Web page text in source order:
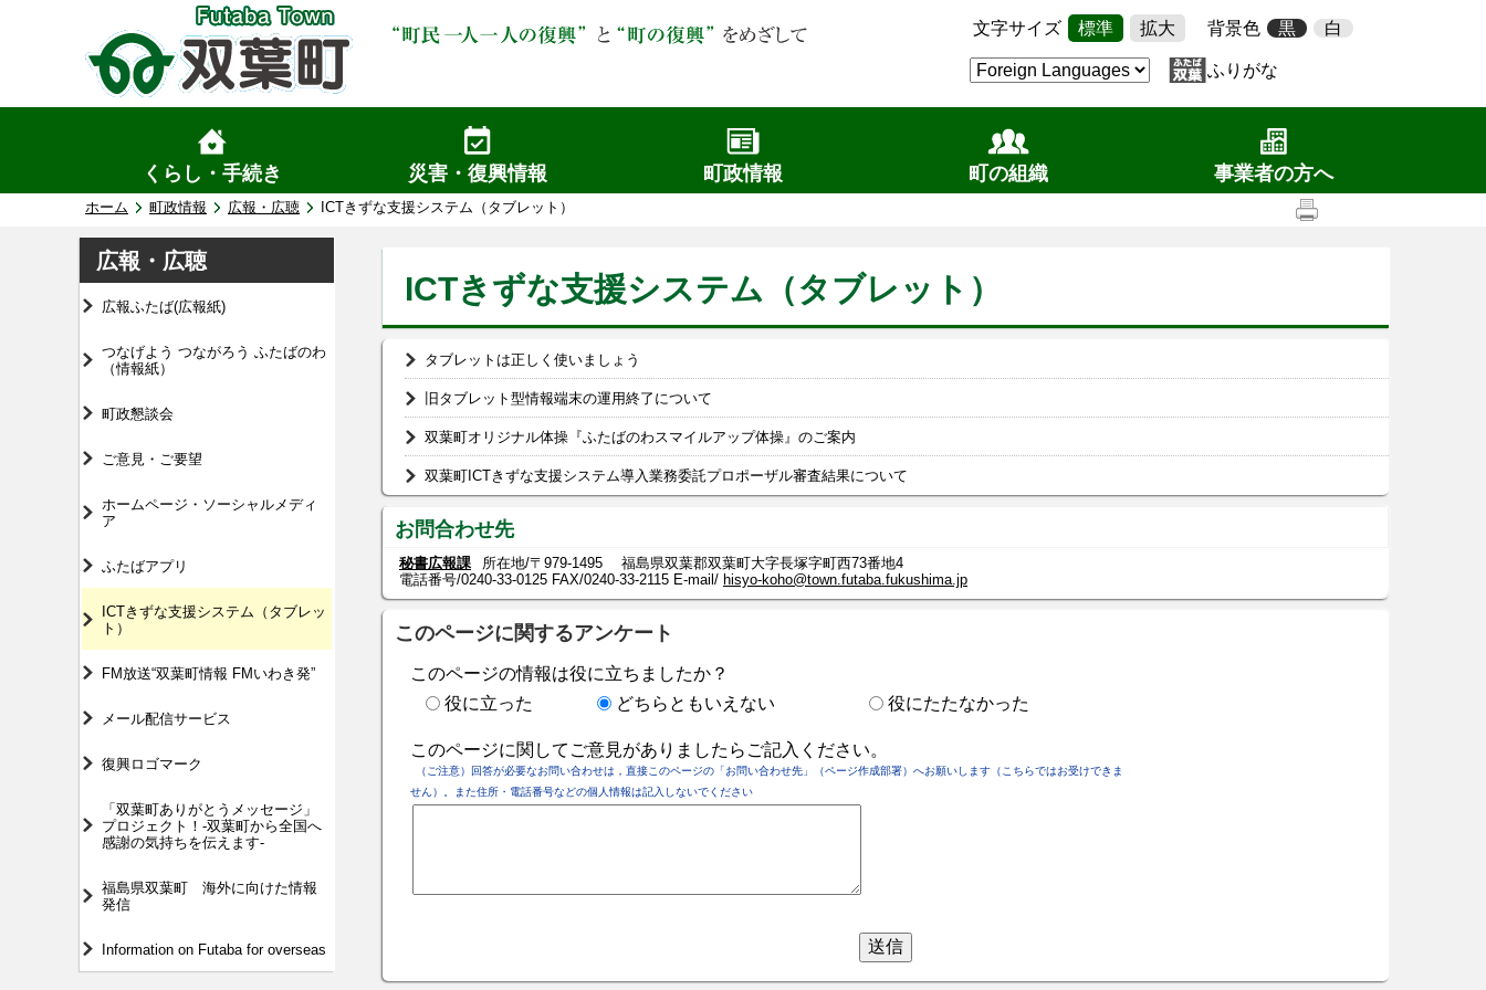
文字サイズ 標準 拡大 背景色 黒 白
ふりがな
くらし・手続き 災害・復興情報 町政情報 町の組織 事業者の方へ
ホーム 町政情報 広報・広聴 ICTきずな支援システム（タブレット）
広報・広聴
広報ふたば(広報紙)
つなげよう つながろう ふたばのわ
（情報紙）
町政懇談会
ご意見・ご要望
ホームページ・ソーシャルメディ
ア
ふたばアプリ
ICTきずな支援システム（タブレッ
ト）
FM放送“双葉町情報 FMいわき発”
メール配信サービス
復興ロゴマーク
「双葉町ありがとうメッセージ」
プロジェクト！-双葉町から全国へ
感謝の気持ちを伝えます-
福島県双葉町 海外に向けた情報
発信
Information on Futaba for overseas
ICTきずな支援システム（タブレット）
タブレットは正しく使いましょう
旧タブレット型情報端末の運用終了について
双葉町オリジナル体操『ふたばのわスマイルアップ体操』のご案内
双葉町ICTきずな支援システム導入業務委託プロポーザル審査結果について
お問合わせ先
秘書広報課
所在地/〒979-1495 福島県双葉郡双葉町大字長塚字町西73番地4
電話番号/0240-33-0125 FAX/0240-33-2115 E-mail/ hisyo-koho@town.futaba.fukushima.jp
このページに関するアンケート
このページの情報は役に立ちましたか？
役に立った
どちらともいえない 役にたたなかった
このページに関してご意見がありましたらご記入ください。
（ご注意）回答が必要なお問い合わせは，直接このページの「お問い合わせ先」（ページ作成部署）へお願いします（こちらではお受けできま
せん）。また住所・電話番号などの個人情報は記入しないでください